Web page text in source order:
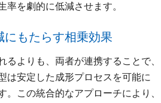
を劇的に低減させます。
もたらす相乗効果
よりも、両者が連携することで、
は安定した成形プロセスを可能に
この統合的なアプローチにより、